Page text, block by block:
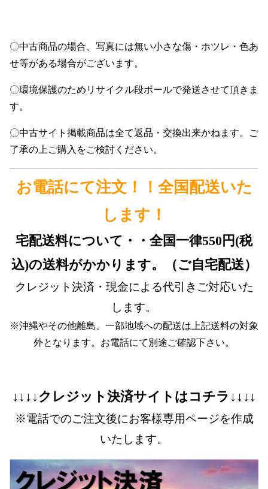
〇中古商品の場合、写真には無い小さな傷・ホツレ・色あ
せ等がある場合がございます。
〇環境保護のためリサイクル段ボールで発送させて頂きま
す。
〇中古サイト掲載商品は全て返品・交換出来かねます。ご
了承の上ご購入をご検討ください。
お電話にて注文！！全国配送いた
します！
宅配送料について・・全国一律550円(税
込)の送料がかかります。（ご自宅配送）
クレジット決済・現金による代引きご対応いた
します。
※沖縄やその他離島、一部地域への配送は上記送料の対象
外となります。お電話にて別途ご確認下さい。
↓↓↓↓クレジット決済サイトはコチラ↓↓↓↓
※電話でのご注文後にお客様専用ページを作成
いたします。